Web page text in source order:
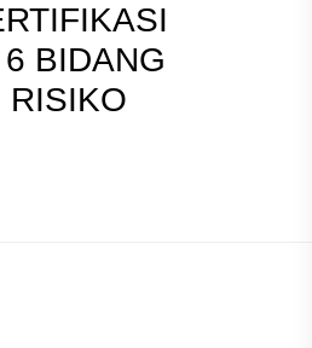
BIDANG
RISIKO